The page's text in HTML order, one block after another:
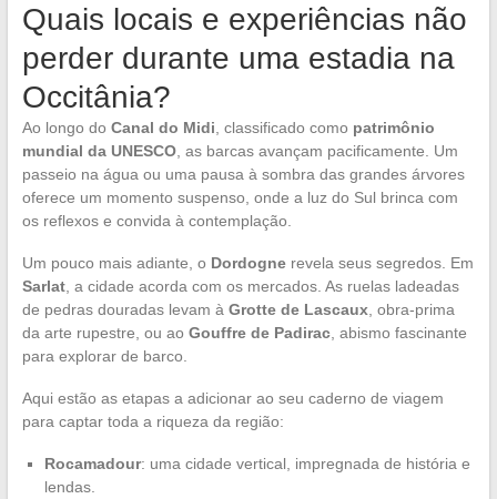
Quais locais e experiências não
perder durante uma estadia na
Occitânia?
Ao longo do Canal do Midi , classificado como patrimônio
mundial da UNESCO, as barcas avançam pacificamente. Um
passeio na água ou uma pausa à sombra das grandes árvores
oferece um momento suspenso, onde a luz do Sul brinca com
os reflexos e convida à contemplação.
Um pouco mais adiante, o Dordognerevela seus segredos. Em
Sarlat, a cidade acorda com os mercados. As ruelas ladeadas
de pedras douradas levam à Grotte de Lascaux, obra-prima
da arte rupestre, ou ao Gouffre de Padirac, abismo fascinante
para explorar de barco.
Aqui estão as etapas a adicionar ao seu caderno de viagem
para captar toda a riqueza da região:
Rocamadour: uma cidade vertical, impregnada de história e
lendas.